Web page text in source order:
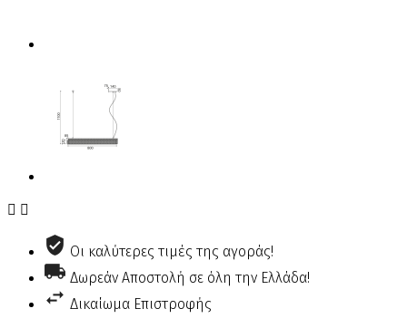
 
Οι καλύτερες τιμές της αγοράς!
Δωρεάν Αποστολή σε όλη την Ελλάδα!
Δικαίωμα Επιστροφής